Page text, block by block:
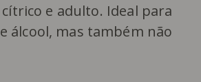
e adulto. Ideal para
álcool, mas também não